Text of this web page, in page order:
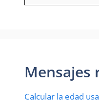
Mensajes
Calcular la edad